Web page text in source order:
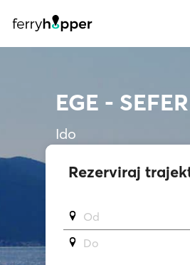
EGE -
Ido
Rezerviraj
Od
Do